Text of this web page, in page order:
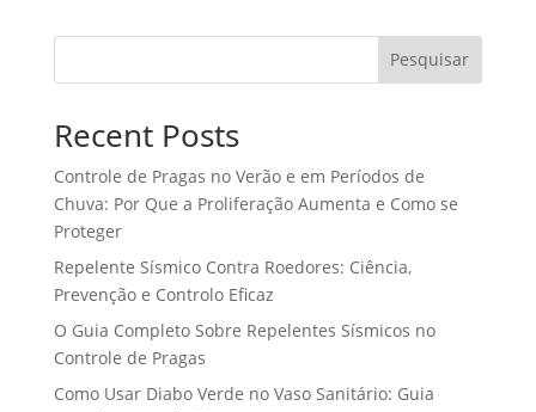
Pesquisar
Recent Posts
Controle de Pragas no Verão e em Períodos de
Chuva: Por Que a Proliferação Aumenta e Como se
Proteger
Repelente Sísmico Contra Roedores: Ciência,
Prevenção e Controlo Eficaz
O Guia Completo Sobre Repelentes Sísmicos no
Controle de Pragas
Como Usar Diabo Verde no Vaso Sanitário: Guia